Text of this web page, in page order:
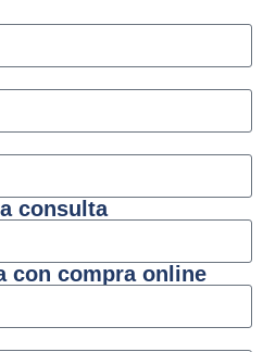
consulta
con compra online